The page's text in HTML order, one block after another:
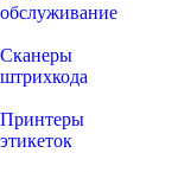
обслуживание
Сканеры
штрихкода
Принтеры
этикеток